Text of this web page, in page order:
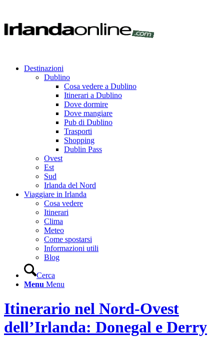
Destinazioni
Dublino
Cosa vedere a Dublino
Itinerari a Dublino
Dove dormire
Dove mangiare
Pub di Dublino
Trasporti
Shopping
Dublin Pass
Ovest
Est
Sud
Irlanda del Nord
Viaggiare in Irlanda
Cosa vedere
Itinerari
Clima
Meteo
Come spostarsi
Informazioni utili
Blog
Cerca
Menu Menu
Itinerario nel Nord-Ovest
dell’Irlanda: Donegal e Derry